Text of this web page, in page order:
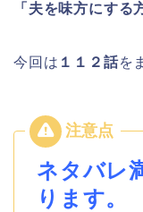
「夫を味方にする
今回は １１２ 話を
ネタバレ
ります。